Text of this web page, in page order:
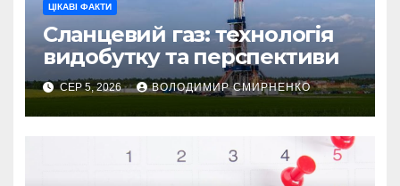
ЦІКАВІ ФАКТИ
Сланцевий газ: технологія
видобутку та перспективи
СЕР 5, 2026 ВОЛОДИМИР СМИРНЕНКО